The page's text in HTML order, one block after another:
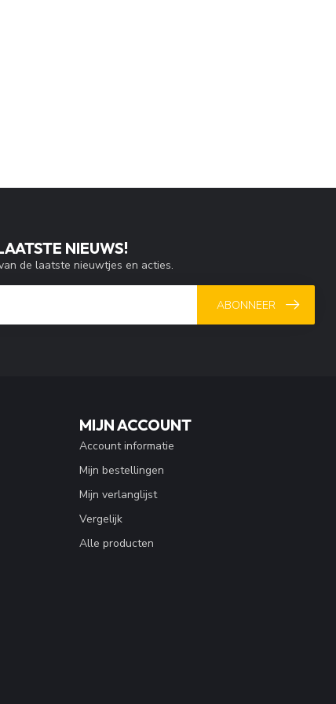
NIEUWS!
de laatste nieuwtjes en acties.
ABONNEER
MIJN ACCOUNT
Account informatie
Mijn bestellingen
Mijn verlanglijst
Vergelijk
Alle producten